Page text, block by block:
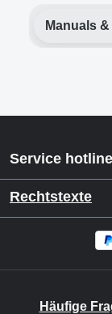
Manuals
Service hotline
Rechtstexte
Häufige